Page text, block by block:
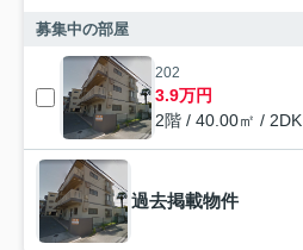
募集中の部屋
202
3.9万円
2階 / 40.00㎡ / 2DK
過去掲載物件